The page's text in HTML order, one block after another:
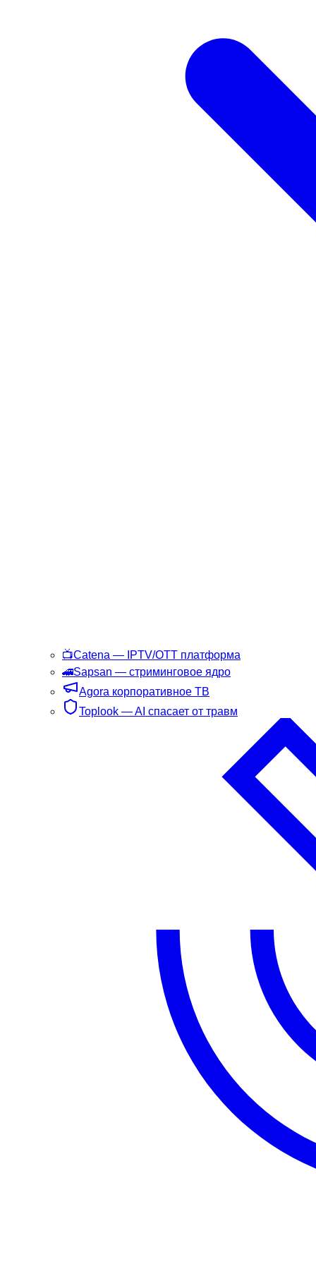
📺Catena — IPTV/OTT платформа
🚄Sapsan — стриминговое ядро
Agora корпоративное ТВ
Toplook — AI спасает от травм